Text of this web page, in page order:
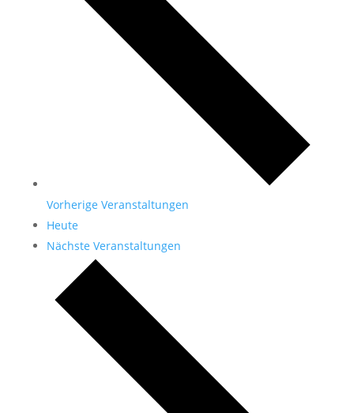
Vorherige Veranstaltungen
Heute
Nächste Veranstaltungen